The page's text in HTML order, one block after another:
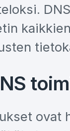
ovat